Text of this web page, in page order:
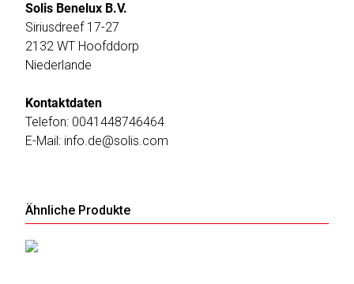
Solis Benelux B.V.
Siriusdreef 17-27
2132 WT Hoofddorp
Niederlande
Kontaktdaten
Telefon: 0041448746464
E-Mail: info.de@solis.com
Ähnliche Produkte